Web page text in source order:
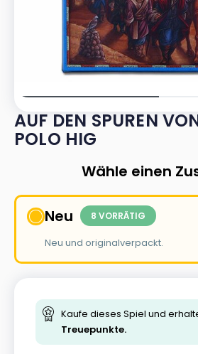
AUF DEN SPUREN
POLO HIG
Wähle einen
Neu 8 VORRÄTIG
Neu und originalverpackt.
Kaufe dieses Spiel und
Treuepunkte.